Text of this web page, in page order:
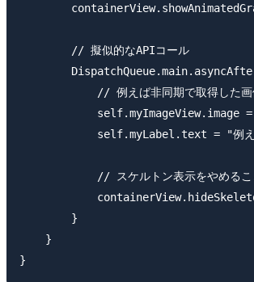
        // 擬似的なAPIコール
// 例えば非同期で取得した画
self.myImageView.image
self.myLabel.text = "例え
// スケルトン表示をやめるこ
        }
    }